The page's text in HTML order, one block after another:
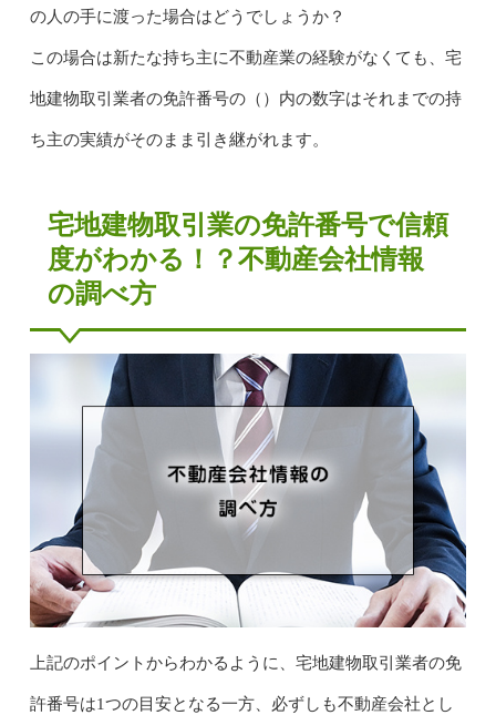
の人の手に渡った場合はどうでしょうか？
この場合は新たな持ち主に不動産業の経験がなくても、宅
地建物取引業者の免許番号の（）内の数字はそれまでの持
ち主の実績がそのまま引き継がれます。
宅地建物取引業の免許番号で信頼
度がわかる！？不動産会社情報
の調べ方
上記のポイントからわかるように、宅地建物取引業者の免
許番号は1つの目安となる一方、必ずしも不動産会社とし